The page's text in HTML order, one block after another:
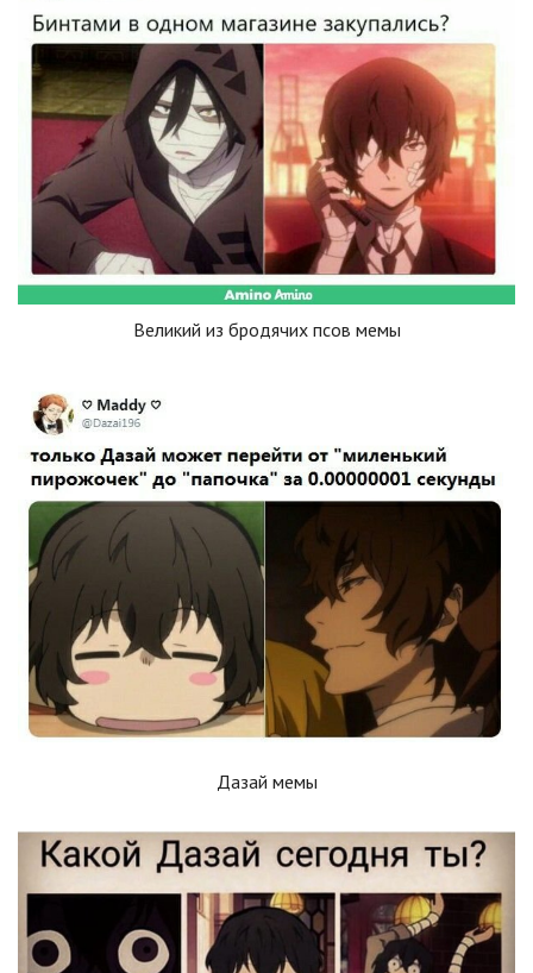
Великий из бродячих псов мемы
Дазай мемы